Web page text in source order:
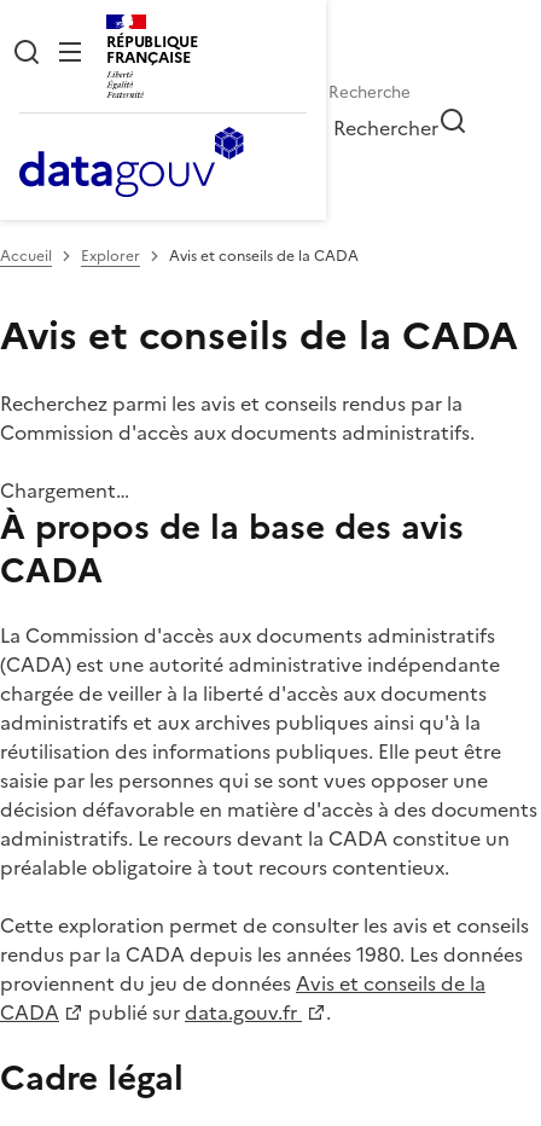
RÉPUBLIQUE
FRANÇAISE
Rechercher
Accueil Explorer Avis et conseils de la CADA
Avis et conseils de la CADA
Recherchez parmi les avis et conseils rendus par la
Commission d'accès aux documents administratifs.
Chargement…
À propos de la base des avis
CADA
La Commission d'accès aux documents administratifs
(CADA) est une autorité administrative indépendante
chargée de veiller à la liberté d'accès aux documents
administratifs et aux archives publiques ainsi qu'à la
réutilisation des informations publiques. Elle peut être
saisie par les personnes qui se sont vues opposer une
décision défavorable en matière d'accès à des documents
administratifs. Le recours devant la CADA constitue un
préalable obligatoire à tout recours contentieux.
Cette exploration permet de consulter les avis et conseils
rendus par la CADA depuis les années 1980. Les données
proviennent du jeu de donnéesAvis et conseils de la
CADA
publié surdata.gouv.fr .
Cadre légal